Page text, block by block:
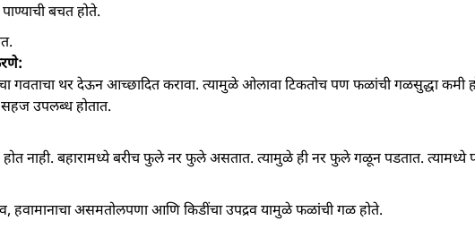
बचत होते.
गवताचा थर देऊन आच्छादित करावा. त्यामुळे ओलावा टिकतोच पण फळांची गळसुद्धा कमी
सहज उपलब्ध होतात.
नाही. बहारामध्ये बरीच फुले नर फुले असतात. त्यामुळे ही नर फुले गळून पडतात. त्यामध्ये
हवामानाचा असमतोलपणा आणि किडींचा उपद्रव यामुळे फळांची गळ होते.